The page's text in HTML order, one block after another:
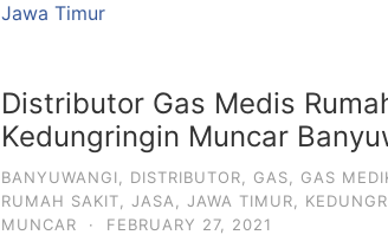
Jawa Timur
Distributor Gas Medis
Kedungringin Muncar
BANYUWANGI DISTRIBUTOR GAS GAS
RUMAH SAKIT
JASA JAWA TIMUR
MUNCAR
· FEBRUARY 27, 2021